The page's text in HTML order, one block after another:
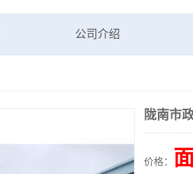
公司介绍
陇南市
价格：